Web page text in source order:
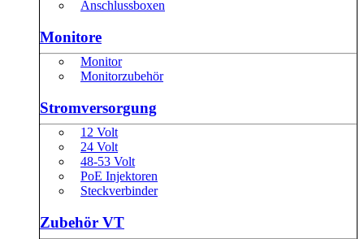
Anschlussboxen
Monitore
Monitor
Monitorzubehör
Stromversorgung
12 Volt
24 Volt
48-53 Volt
PoE Injektoren
Steckverbinder
Zubehör VT